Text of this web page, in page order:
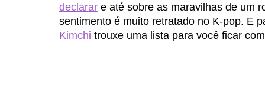
declarar e até sobre as maravilhas de um
sentimento é muito retratado no K-pop. E
Kimchi trouxe uma lista para você ficar